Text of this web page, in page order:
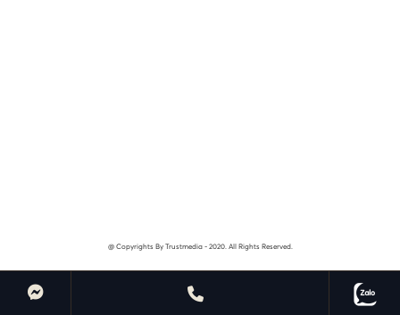
@ Copyrights By Trustmedia - 2020. All Rights Reserved.